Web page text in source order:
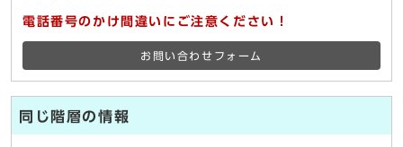
電話番号のかけ間違いにご注意ください！
お問い合わせフォーム
同じ階層の情報